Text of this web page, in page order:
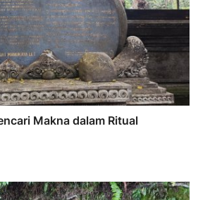
Makna dalam Ritual